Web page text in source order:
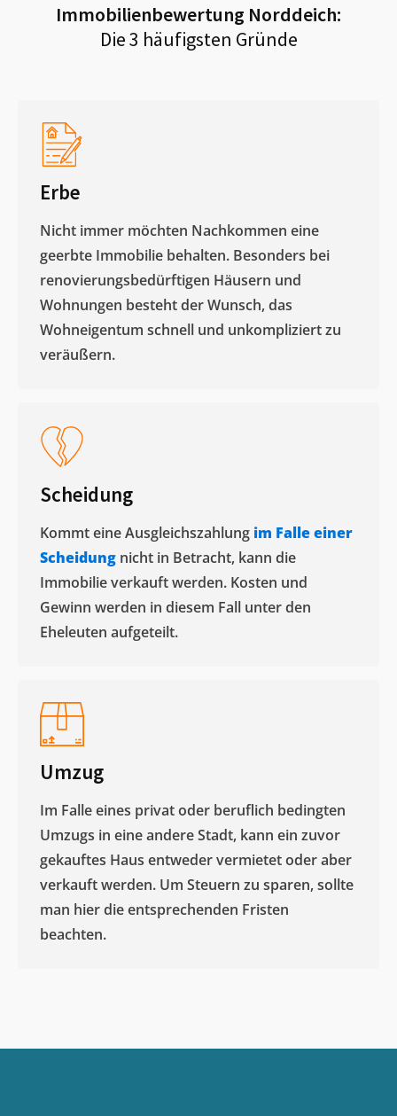
Immobilienbewertung Norddeich:
Die 3 häufigsten Gründe
Erbe
Nicht immer möchten Nachkommen eine
geerbte Immobilie behalten. Besonders bei
renovierungsbedürftigen Häusern und
Wohnungen besteht der Wunsch, das
Wohneigentum schnell und unkompliziert zu
veräußern. ​
Scheidung
Kommt eine Ausgleichszahlung im Falle einer
Scheidung nicht in Betracht, kann die
Immobilie verkauft werden. Kosten und
Gewinn werden in diesem Fall unter den
Eheleuten aufgeteilt.​
Umzug
Im Falle eines privat oder beruflich bedingten
Umzugs in eine andere Stadt, kann ein zuvor
gekauftes Haus entweder vermietet oder aber
verkauft werden. Um Steuern zu sparen, sollte
man hier die entsprechenden Fristen
beachten.